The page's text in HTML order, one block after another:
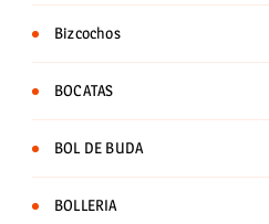
Bizcochos
BOCATAS
BOL DE BUDA
BOLLERIA